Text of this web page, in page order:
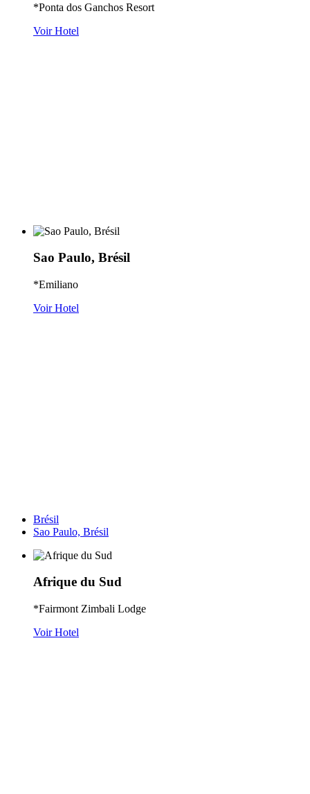
*Ponta dos Ganchos Resort
Voir Hotel
Sao Paulo, Brésil
*Emiliano
Voir Hotel
Brésil
Sao Paulo, Brésil
Afrique du Sud
*Fairmont Zimbali Lodge
Voir Hotel